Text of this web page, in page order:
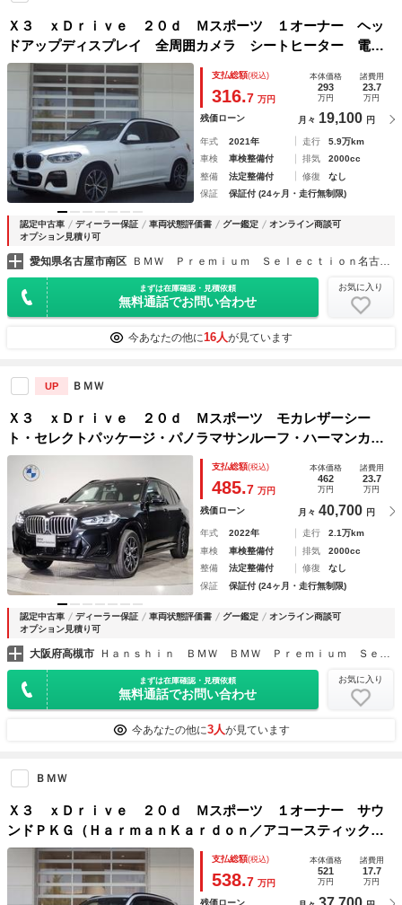
Ｘ３ ｘＤｒｉｖｅ ２０ｄ Ｍスポーツ １オーナー ヘッ
ドアップディスプレイ 全周囲カメラ シートヒーター 電動
シート 電動トランク Ｂｌｕｅｔｏｏｔｈ 全周囲カメラ
ＣａｒＰｌａｙ 地デジＴＶ ＡＣＣ ２０インチ
支払総額(税込)
316.7 万円
本体価格
293
万円
諸費用
23.7
万円
残価ローン 月々 19,100 円
年式 2021年 走行
5.9万km
車検
車検整備付 排気
2000cc
整備
法定整備付 修復
なし
保証
保証付 (24ヶ月・走行無制限)
認定中古車 ディーラー保証 車両状態評価書 グー鑑定
オンライン商談可
オプション見積り可
愛知県名古屋市南区 ＢＭＷ Ｐｒｅｍｉｕｍ Ｓｅｌｅｃｔｉｏｎ名古屋南 株式会社モトーレン東海
まずは在庫確認・見積依頼
無料通話でお問い合わせ
お気に入り
今あなたの他に16人が見ています
UP ＢＭＷ
Ｘ３ ｘＤｒｉｖｅ ２０ｄ Ｍスポーツ モカレザーシー
ト・セレクトパッケージ・パノラマサンルーフ・ハーマンカー
ドンスピーカー・後期モデル・シートヒーター・ステアリング
ヒーター・アップルカープレイ・ハンズオフ・アクティブクル
ーズコントロール
支払総額(税込)
485.7 万円
本体価格
462
万円
諸費用
23.7
万円
残価ローン 月々 40,700 円
年式 2022年 走行
2.1万km
車検
車検整備付 排気
2000cc
整備
法定整備付 修復
なし
保証
保証付 (24ヶ月・走行無制限)
認定中古車 ディーラー保証 車両状態評価書 グー鑑定
オンライン商談可
オプション見積り可
大阪府高槻市
まずは在庫確認・見積依頼
無料通話でお問い合わせ
お気に入り
今あなたの他に3人が見ています
ＢＭＷ
Ｘ３ ｘＤｒｉｖｅ ２０ｄ Ｍスポーツ １オーナー サウ
ンドＰＫＧ（ＨａｒｍａｎＫａｒｄｏｎ／アコースティックガ
ラス／ファインウッドトリム）Ｍｐｅｒｆｏｒｍａｎｃｅカー
ボングリル＆ルーフスポイラー ステアリングヒーター 前後
席シートヒーター
支払総額(税込)
538.7 万円
本体価格
521
万円
諸費用
17.7
万円
残価ローン